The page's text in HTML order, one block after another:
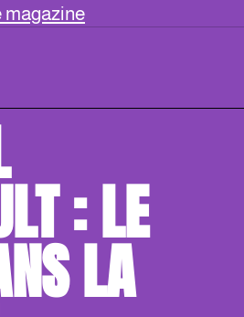
magazine
: LE
LA